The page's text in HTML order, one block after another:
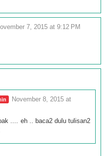
7, 2015 at 9:12 PM
November 8, 2015 at
.... eh .. baca2 dulu tulisan2